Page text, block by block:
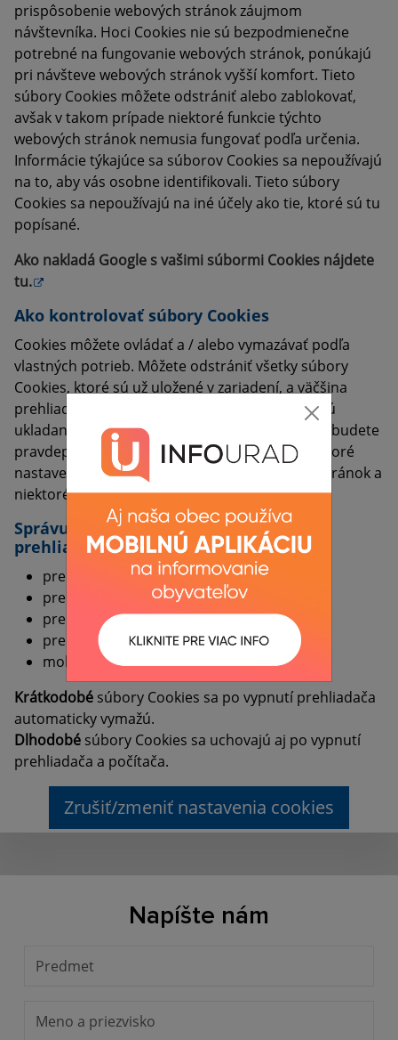
prispôsobenie webových stránok záujmom
návštevníka. Hoci Cookies nie sú bezpodmienečne
potrebné na fungovanie webových stránok, ponúkajú
pri návšteve webových stránok vyšší komfort. Tieto
súbory Cookies môžete odstrániť alebo zablokovať,
avšak v takom prípade niektoré funkcie týchto
webových stránok nemusia fungovať podľa určenia.
Informácie týkajúce sa súborov Cookies sa nepoužívajú
na to, aby vás osobne identifikovali. Tieto súbory
Cookies sa nepoužívajú na iné účely ako tie, ktoré sú tu
popísané.
Ako nakladá Google s vašimi súbormi Cookies nájdete
tu.
Ako kontrolovať súbory Cookies
Cookies môžete ovládať a / alebo vymazávať podľa
vlastných potrieb. Môžete odstrániť všetky súbory
Cookies, ktoré sú už uložené v zariadení, a väčšina
prehliadačov povolí nastavenia, ktoré zabraňujú
ukladaniu súborov Cookies. V takomto prípade budete
pravdepodobne musieť manuálne upraviť niektoré
nastavenia pri každom prehliadaní webových stránok a
niektoré služby a funkcie.
Správu súborov Cookies pre jednotlivé
prehliadače nájdete tu:
prehliadač
Google Chrome
prehliadač
Mozilla Firefox
prehliadačInternet Explorer
prehliadač
Opera
mobilne prehliadačeAndroid ,Safari
Krátkodobé súbory Cookies sa po vypnutí prehliadača
automaticky vymažú.
Dlhodobé súbory Cookies sa uchovajú aj po vypnutí
prehliadača a počítača.
Zrušiť/zmeniť nastavenia cookies
Napíšte nám